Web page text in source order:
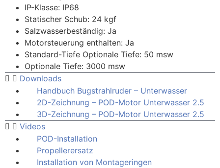
IP-Klasse: IP68
Statischer Schub: 24 kgf
Salzwasserbeständig: Ja
Motorsteuerung enthalten: Ja
Standard-Tiefe Optionale Tiefe: 50 msw
Optionale Tiefe: 3000 msw
Downloads
Handbuch Bugstrahlruder – Unterwasser
2D-Zeichnung – POD-Motor Unterwasser 2.5
3D-Zeichnung – POD-Motor Unterwasser 2.5
Videos
POD-Installation
Propellerersatz
Installation von Montageringen